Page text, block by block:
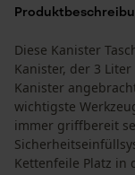
Diese Kanister
Kanister, der 3
Kanister
wichtigste
immer griffbereit
Kettenfeile Platz in